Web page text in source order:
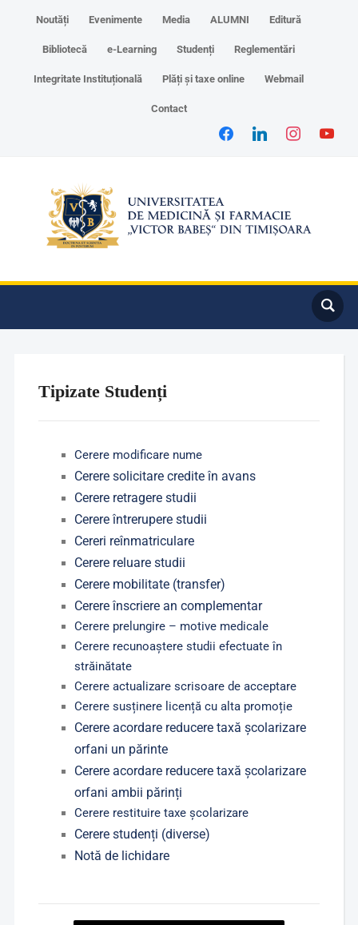
Noutăți Evenimente Media ALUMNI Editură
Bibliotecă e-Learning Studenți Reglementări
Integritate Instituțională Plăți și taxe online Webmail
Contact
Tipizate Studenți
Cerere modificare nume
Cerere solicitare credite în avans
Cerere retragere studii
Cerere întrerupere studii
Cereri reînmatriculare
Cerere reluare studii
Cerere mobilitate (transfer)
Cerere înscriere an complementar
Cerere prelungire – motive medicale
Cerere recunoaștere studii efectuate în
străinătate
Cerere actualizare scrisoare de acceptare
Cerere susținere licență cu alta promoție
Cerere acordare reducere taxă școlarizare
orfani un părinte
Cerere acordare reducere taxă școlarizare
orfani ambii părinți
Cerere restituire taxe școlarizare
Cerere studenți (diverse)
Notă de lichidare